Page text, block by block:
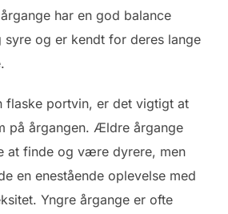
har en god balance
syre og er kendt for deres lange
flaske portvin, er det vigtigt at
årgangen. Ældre årgange
at finde og være dyrere, men
en enestående oplevelse med
Yngre årgange er ofte